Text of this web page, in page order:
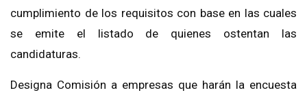
cumplimiento de los requisitos con base en las cuales
se emite el listado de quienes ostentan las
candidaturas.
Designa Comisión a empresas que harán la encuesta